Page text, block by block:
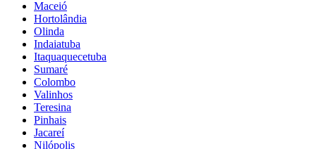
Maceió
Hortolândia
Olinda
Indaiatuba
Itaquaquecetuba
Sumaré
Colombo
Valinhos
Teresina
Pinhais
Jacareí
Nilópolis